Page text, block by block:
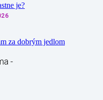
je?
za dobrým jedlom
-